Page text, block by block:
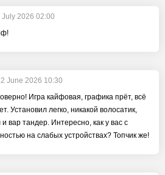
July 2026 02:00
June 2026 10:30
Игра кайфовая, графика прёт, всё
Установил легко, никакой волосатик,
и вар тандер. Интересно, как у вас с
на слабых устройствах? Топчик же!